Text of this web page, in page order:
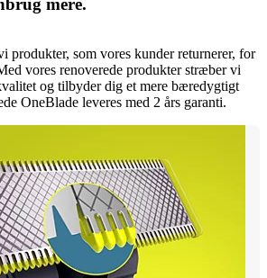
mere.
produkter, som vores kunder returnerer, for
vores renoverede produkter stræber vi
og tilbyder dig et mere bæredygtigt
OneBlade leveres med 2 års garanti.